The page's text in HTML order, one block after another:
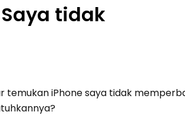
Finder
tidak
iPhone saya tidak